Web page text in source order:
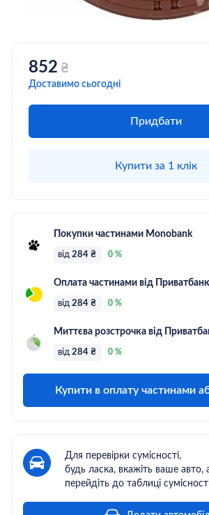
Для перевірки сумісності,
будь ласка, вкажіть ваше авто,
перейдіть до таблиці
852 ₴
Доставимо сьогодні
Придбати
Купити за 1 клік
Покупки частинами Monobank
від 284 ₴ 0 %
Оплата частинами від
від 284 ₴ 0 %
Миттєва розстрочка від
від 284 ₴ 0 %
Купити в оплату частинами